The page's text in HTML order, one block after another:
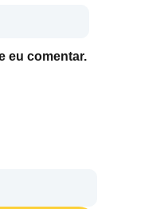
eu comentar.